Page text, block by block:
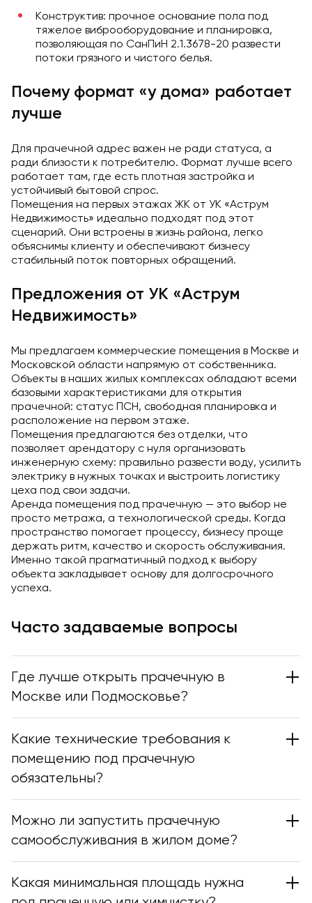
Конструктив: прочное основание пола под
тяжелое виброоборудование и планировка,
позволяющая по СанПиН 2.1.3678-20 развести
потоки грязного и чистого белья.
Почему формат «у дома» работает
лучше
Для прачечной адрес важен не ради статуса, а
ради близости к потребителю. Формат лучше всего
работает там, где есть плотная застройка и
устойчивый бытовой спрос.
Помещения на первых этажах ЖК от УК «Аструм
Недвижимость» идеально подходят под этот
сценарий. Они встроены в жизнь района, легко
объяснимы клиенту и обеспечивают бизнесу
стабильный поток повторных обращений.
Предложения от УК «Аструм
Недвижимость»
Мы предлагаем коммерческие помещения в Москве и
Московской области напрямую от собственника.
Объекты в наших жилых комплексах обладают всеми
базовыми характеристиками для открытия
прачечной: статус ПСН, свободная планировка и
расположение на первом этаже.
Помещения предлагаются без отделки, что
позволяет арендатору с нуля организовать
инженерную схему: правильно развести воду, усилить
электрику в нужных точках и выстроить логистику
цеха под свои задачи.
Аренда помещения под прачечную — это выбор не
просто метража, а технологической среды. Когда
пространство помогает процессу, бизнесу проще
держать ритм, качество и скорость обслуживания.
Именно такой прагматичный подход к выбору
объекта закладывает основу для долгосрочного
успеха.
Часто задаваемые вопросы
Где лучше открыть прачечную в
Москве или Подмосковье?
Какие технические требования к
помещению под прачечную
обязательны?
Можно ли запустить прачечную
самообслуживания в жилом доме?
Какая минимальная площадь нужна